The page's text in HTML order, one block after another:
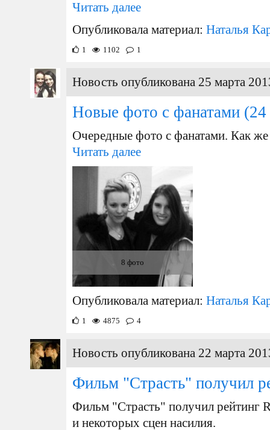
Читать далее
Опубликовала материал: Наталья
1 1102 1
Новость опубликована 25 марта
Новые фото с фанатами (24
Очередные фото с фанатами. Как же
Читать далее
8 фото
Опубликовала материал: Наталья
1 4875 4
Новость опубликована 22 марта
Фильм "Страсть" получил
Фильм "Страсть" получил рейтинг
и некоторых сцен насилия.